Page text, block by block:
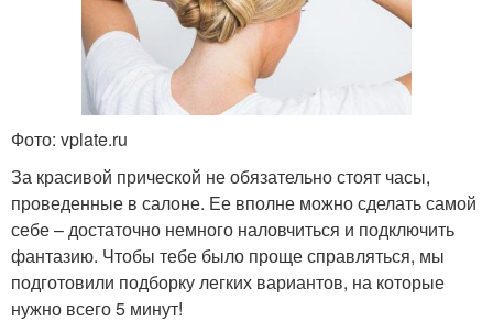
Фото: vplate.ru
За красивой прической не обязательно стоят часы,
проведенные в салоне. Ее вполне можно сделать самой
себе – достаточно немного наловчиться и подключить
фантазию. Чтобы тебе было проще справляться, мы
подготовили подборку легких вариантов, на которые
нужно всего 5 минут!